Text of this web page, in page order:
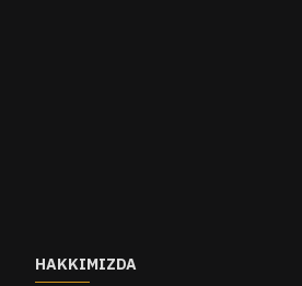
HAKKIMIZDA